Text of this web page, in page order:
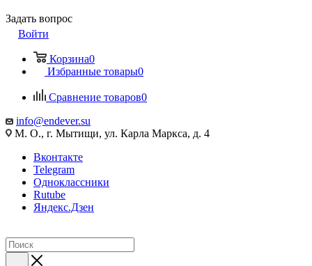
Задать вопрос
Войти
Корзина0
Избранные товары0
Сравнение товаров0
info@endever.su
М. О., г. Мытищи, ул. Карла Маркса, д. 4
Вконтакте
Telegram
Одноклассники
Rutube
Яндекс.Дзен